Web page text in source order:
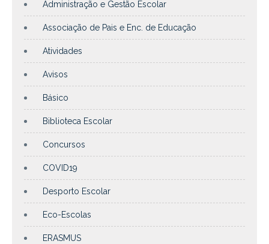
Administração e Gestão Escolar
Associação de Pais e Enc. de Educação
Atividades
Avisos
Básico
Biblioteca Escolar
Concursos
COVID19
Desporto Escolar
Eco-Escolas
ERASMUS